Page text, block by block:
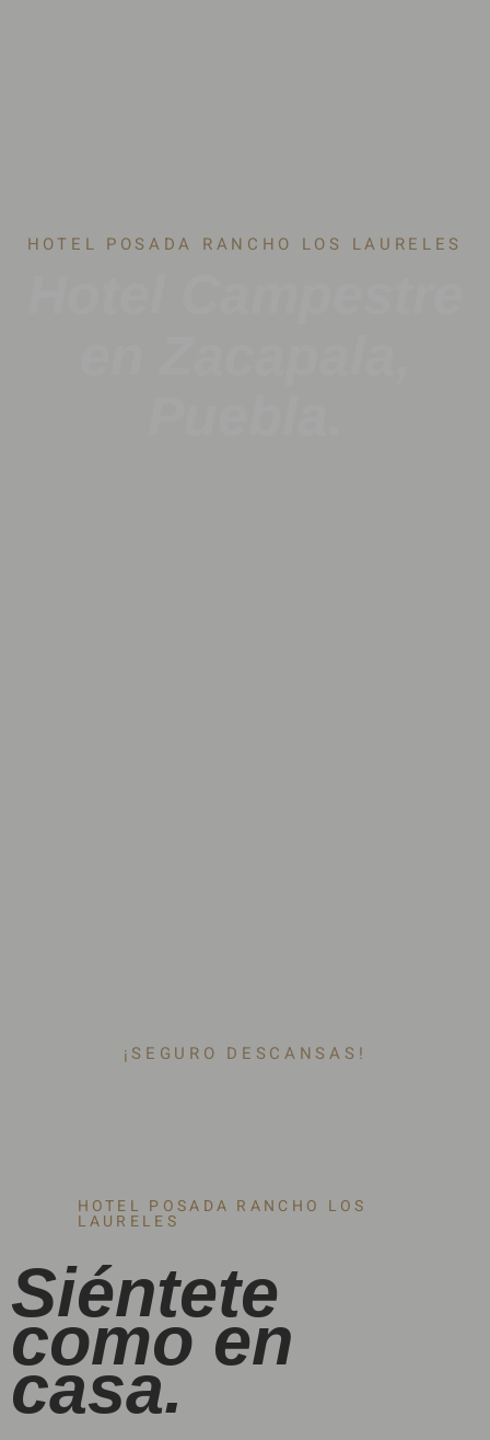
HOTEL POSADA RANCHO LOS LAURELES
¡SEGURO DESCANSAS!
HOTEL POSADA RANCHO LOS
LAURELES
Siéntete
como en
casa.